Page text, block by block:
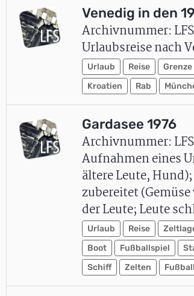
Venedig in den
Archivnummer:
Urlaubsreise nach
Urlaub Reise Grenze
Kroatien
Rab
Gardasee 1976
Archivnummer:
Aufnahmen eines
ältere Leute,
zubereitet
der Leute; Leute
Urlaub Reise
Boot
Fußballspiel
Schiff
Zelten Fußball